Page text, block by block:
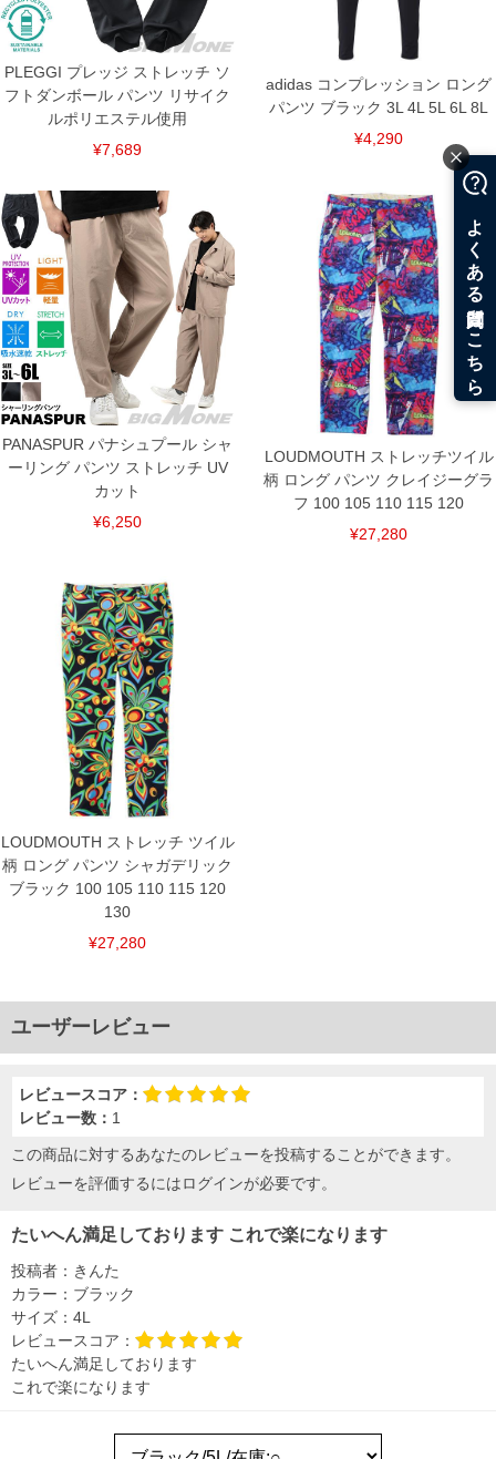
PLEGGI プレッジ ストレッチ ソ
フトダンボール パンツ リサイク
ルポリエステル使用
¥7,689
adidas コンプレッション ロング
パンツ ブラック 3L 4L 5L 6L 8L
¥4,290
PANASPUR パナシュプール シャ
ーリング パンツ ストレッチ UV
カット
¥6,250
LOUDMOUTH ストレッチツイル
柄 ロング パンツ クレイジーグラ
フ 100 105 110 115 120
¥27,280
LOUDMOUTH ストレッチ ツイル
柄 ロング パンツ シャガデリック
ブラック 100 105 110 115 120
130
¥27,280
ユーザーレビュー
レビュースコア：
レビュー数： 1
この商品に対するあなたのレビューを投稿することができます。
レビューを評価するにはログインが必要です。
たいへん満足しております これで楽になります
投稿者： きんた
カラー： ブラック
サイズ： 4L
レビュースコア：
たいへん満足しております
これで楽になります